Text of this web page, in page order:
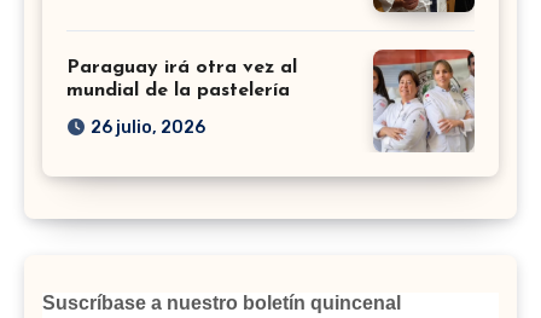
Paraguay irá otra vez al
mundial de la pastelería
26 julio, 2026
Suscríbase a nuestro boletín quincenal